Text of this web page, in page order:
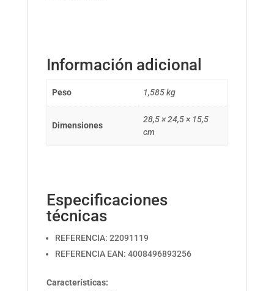
Información adicional
Peso 1,585 kg
Dimensiones
28,5 × 24,5 × 15,5
cm
Especificaciones
técnicas
REFERENCIA: 22091119
REFERENCIA EAN: 4008496893256
Características: